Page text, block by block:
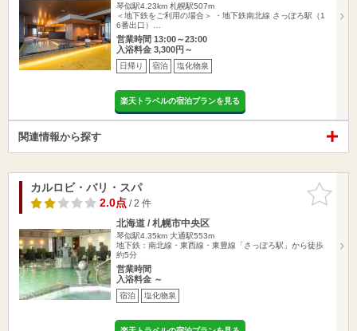
琴似駅4.23km 札幌駅507m
＜地下鉄をご利用の場合＞ ・地下鉄南北線 さっぽろ駅（1
6番出口）…
営業時間 13:00～23:00
入浴料金 3,300円～
日帰り 宿泊 塩化物泉
楽天トラベルの宿泊プランを見る
関連情報から探す
お気に入
りに追加
カルロビ・バリ・スパ
2.0点/ 2 件
北海道 / 札幌市中央区
琴似駅4.35km 大通駅553m
地下鉄：南北線・東西線・東豊線「さっぽろ駅」から徒歩
約5分
営業時間
入浴料金 ～
宿泊 塩化物泉